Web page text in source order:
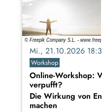
Mi., 21.10.2026
Workshop
Online-Workshop:
verpufft?
Die Wirkung von
machen